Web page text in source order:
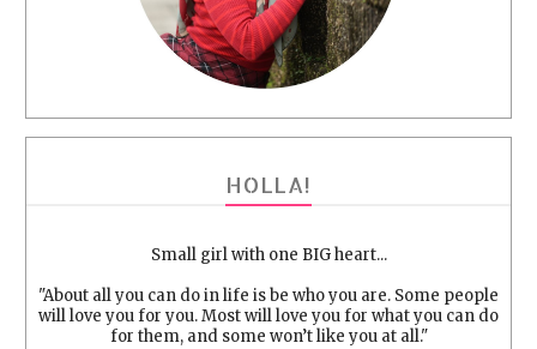
HOLLA!
Small girl with one BIG heart...
"About all you can do in life is be who you are. Some people
will love you for you. Most will love you for what you can do
for them, and some won’t like you at all."